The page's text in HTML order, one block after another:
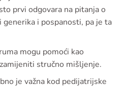
prvi odgovara na pitanja o
generika i pospanosti, pa je ta
mogu pomoći kao
stručno mišljenje.
je važna kod pedijatrijske